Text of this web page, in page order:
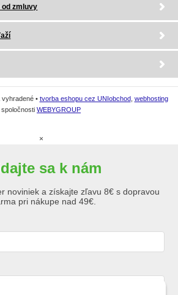
od zmluvy
• tvorba eshopu cez UNIobchod, webhosting
spoločnosti WEBYGROUP
×
sa k nám
noviniek a získajte zľavu 8€ s dopravou
pri nákupe nad 49€.